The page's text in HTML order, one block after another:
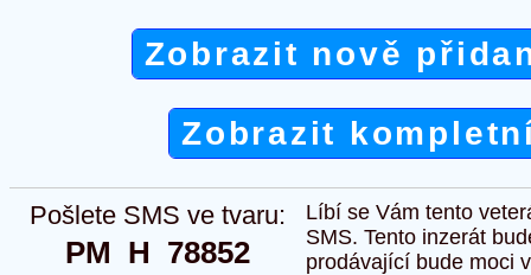
Zobrazit nově
Zobrazit
Pošlete SMS ve tvaru:
PM  H  78852
Líbí se Vám tento
SMS. Tento inzerát
prodávající bude moci